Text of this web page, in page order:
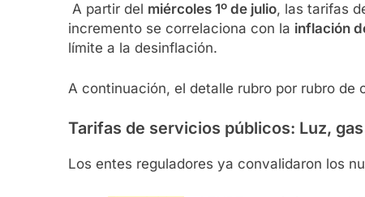
A partir del miércoles 1º de julio, las tarifas
incremento se correlaciona con la inflación
límite a la desinflación.
A continuación, el detalle rubro por rubro
Tarifas de servicios públicos: Luz,
Los entes reguladores ya convalidaron los